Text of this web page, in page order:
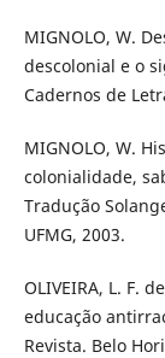
MIGNOLO, W.
descolonial e o
Cadernos de
MIGNOLO, W.
colonialidade,
Tradução
UFMG, 2003.
OLIVEIRA, L. F.
educação
Revista. Belo